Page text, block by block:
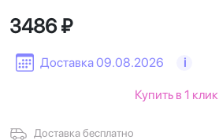
Доставка 09.08.2026 i
3486 ₽
Доставка бесплатно
Купить в 1 клик